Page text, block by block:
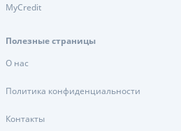
MyCredit
Полезные страницы
О нас
Политика конфиденциальности
Контакты